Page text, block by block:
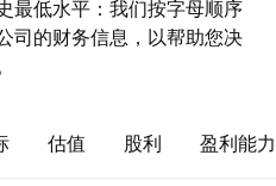
最低水平：我们按字母顺序
司的财务信息，以帮助您决
估值 股利 盈利能力